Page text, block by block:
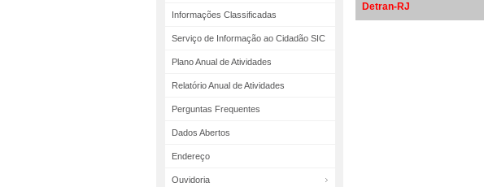
Informações Classificadas
Serviço de Informação ao Cidadão SIC
Plano Anual de Atividades
Relatório Anual de Atividades
Perguntas Frequentes
Dados Abertos
Endereço
Ouvidoria
Detran-RJ